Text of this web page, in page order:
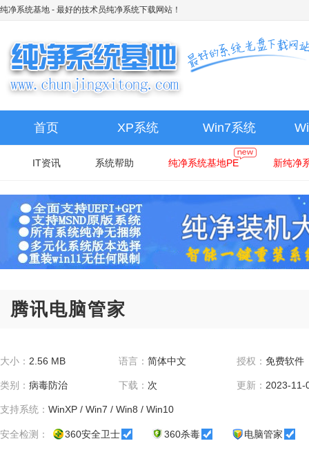
纯净系统基地 - 最好的技术员纯净系统下载网站！
首页 XP系统 Win7系统
IT资讯 系统帮助 纯净系统基地PE 新纯净
腾讯电脑管家
大小： 2.56 MB 语言： 简体中文 授权：免费软件
类别： 病毒防治 下载： 次 更新： 2023-11-
支持系统： WinXP / Win7 / Win8 / Win10
安全检测： 360安全卫士 360杀毒 电脑管家